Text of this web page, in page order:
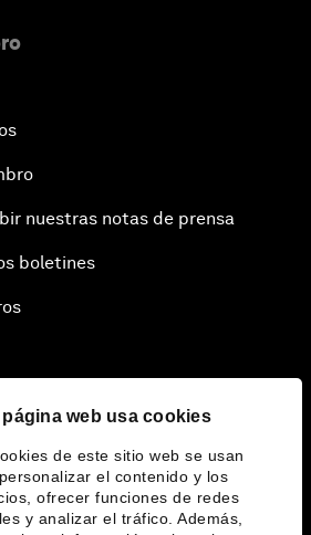
página web usa cookies
de este sitio web se usan
el contenido y los
ofrecer funciones de redes
y analizar el tráfico. Además,
nuestras notas de prensa
boletines
Foro
idiomas